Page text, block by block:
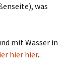
was
mit Wasser in
hier hier..